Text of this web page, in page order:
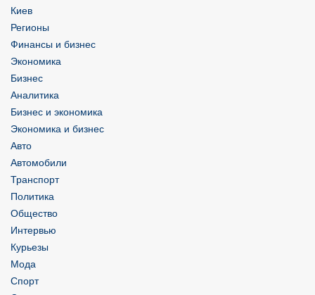
Киев
Регионы
Финансы и бизнес
Экономика
Бизнес
Аналитика
Бизнес и экономика
Экономика и бизнес
Авто
Автомобили
Транспорт
Политика
Общество
Интервью
Курьезы
Мода
Спорт